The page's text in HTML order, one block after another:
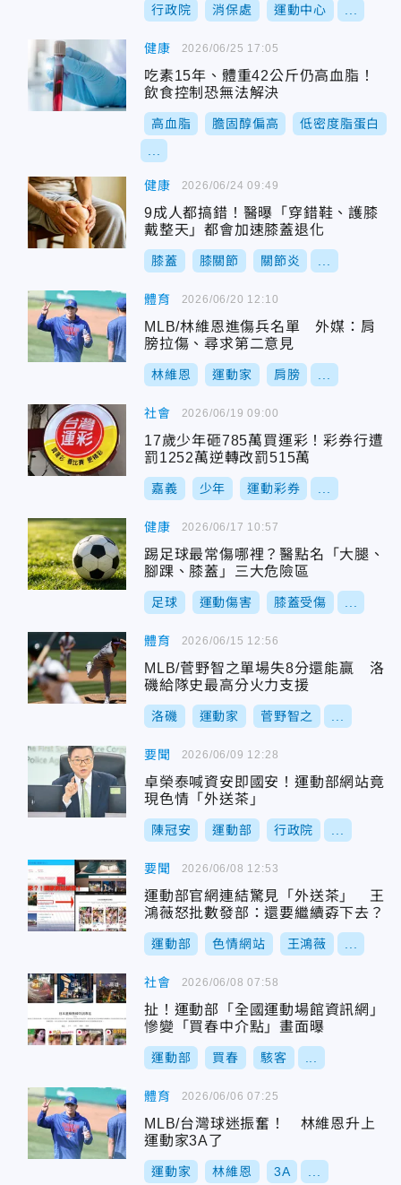
行政院 消保處 運動中心
健康
吃素15年、體重42公斤仍高血脂！
飲食控制恐無法解決
高血脂 膽固醇偏高 低密度脂蛋白
2026/06/25 17:05
健康
9成人都搞錯！醫曝「穿錯鞋、護膝
戴整天」都會加速膝蓋退化
膝蓋 膝關節 關節炎
2026/06/24 09:49
體育
MLB/林維恩進傷兵名單 外媒：肩
膀拉傷、尋求第二意見
林維恩 運動家 肩膀
2026/06/20 12:10
社會
17歲少年砸785萬買運彩！彩券行遭
罰1252萬逆轉改罰515萬
嘉義 少年 運動彩券
2026/06/19 09:00
健康
踢足球最常傷哪裡？醫點名「大腿、
腳踝、膝蓋」三大危險區
足球 運動傷害 膝蓋受傷
2026/06/17 10:57
體育
MLB/菅野智之單場失8分還能贏 洛
磯給隊史最高分火力支援
洛磯 運動家 菅野智之
2026/06/15 12:56
要聞
卓榮泰喊資安即國安！運動部網站竟
現色情「外送茶」
陳冠安 運動部 行政院
2026/06/09 12:28
要聞
運動部官網連結驚見「外送茶」 王
鴻薇怒批數發部：還要繼續孬下去？
運動部 色情網站 王鴻薇
2026/06/08 12:53
社會
扯！運動部「全國運動場館資訊網」
慘變「買春中介點」畫面曝
運動部 買春 駭客
2026/06/08 07:58
體育
MLB/台灣球迷振奮！ 林維恩升上
運動家3A了
運動家 林維恩 3A
2026/06/06 07:25